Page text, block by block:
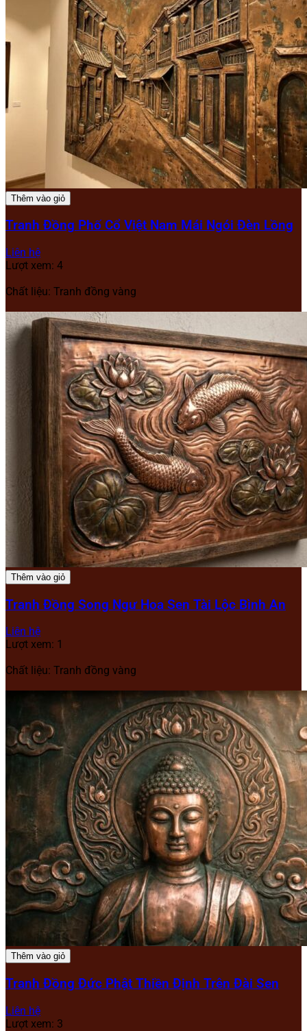
Thêm vào giỏ
Tranh Đồng Phố Cổ Việt Nam Mái Ngói Đèn Lồng
Liên hệ
Lượt xem: 4
Chất liệu: Tranh đồng vàng
Thêm vào giỏ
Tranh Đồng Song Ngư Hoa Sen Tài Lộc Bình An
Liên hệ
Lượt xem: 1
Chất liệu: Tranh đồng vàng
Thêm vào giỏ
Tranh Đồng Đức Phật Thiền Định Trên Đài Sen
Liên hệ
Lượt xem: 3